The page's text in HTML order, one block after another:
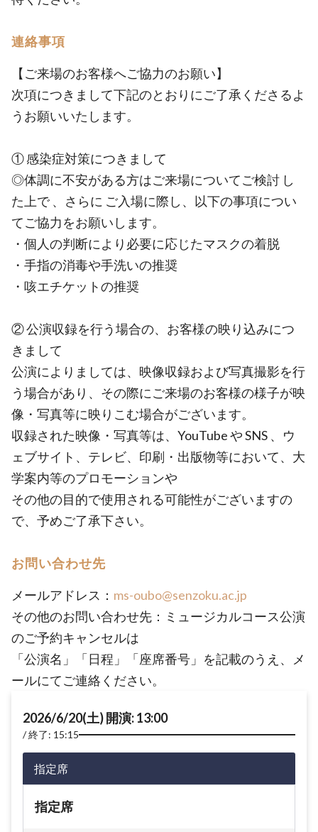
連絡事項
【ご来場のお客様へご協力のお願い】
次項につきまして下記のとおりにご了承くださるよ
うお願いいたします。
① 感染症対策につきまして
◎体調に不安がある方はご来場についてご検討 し
た上で 、さらに ご入場に際し、以下の事項につい
てご協力をお願いします。
・個人の判断により必要に応じたマスクの着脱
・手指の消毒や手洗いの推奨
・咳エチケットの推奨
② 公演収録を行う場合の、お客様の映り込みにつ
きまして
公演によりましては、映像収録および写真撮影を行
う場合があり、その際にご来場のお客様の様子が映
像・写真等に映りこむ場合がございます。
収録された映像・写真等は、YouTube や SNS 、ウ
ェブサイト、テレビ、印刷・出版物等において、大
学案内等のプロモーションや
その他の目的で使用される可能性がございますの
で、予めご了承下さい。
お問い合わせ先
メールアドレス： ms-oubo@senzoku.ac.jp
その他のお問い合わせ先：ミュージカルコース公演
のご予約キャンセルは
「公演名」「日程」「座席番号」を記載のうえ、メ
ールにてご連絡ください。
2026/6/20(土) 開演: 13:00
終了: 15:15
指定席
指定席